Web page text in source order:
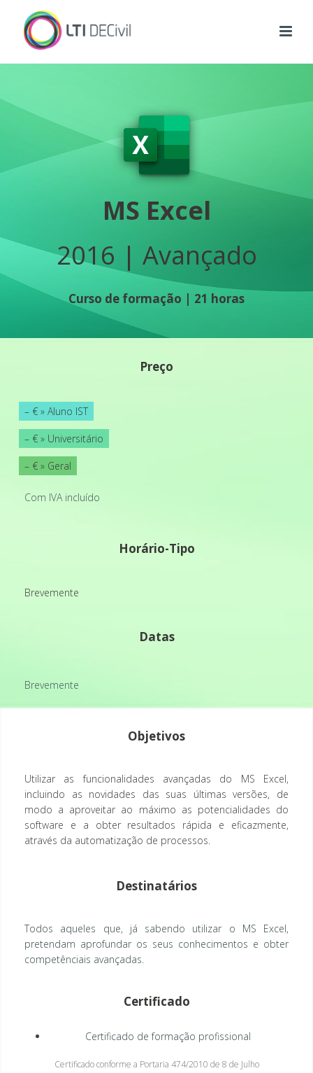
MS Excel
2016 | Avançado
Curso de formação | 21 horas
Preço
– € » Aluno IST
– € » Universitário
– € » Geral
Com IVA incluído
Horário-Tipo
Brevemente
Datas
Brevemente
Objetivos
Utilizar as funcionalidades avançadas do MS Excel,
incluindo as novidades das suas últimas versões, de
modo a aproveitar ao máximo as potencialidades do
software e a obter resultados rápida e eficazmente,
através da automatização de processos.
Destinatários
Todos aqueles que, já sabendo utilizar o MS Excel,
pretendam aprofundar os seus conhecimentos e obter
competênciais avançadas.
Certificado
Certificado de formação profissional
Certificado conforme a Portaria 474/2010 de 8 de Julho